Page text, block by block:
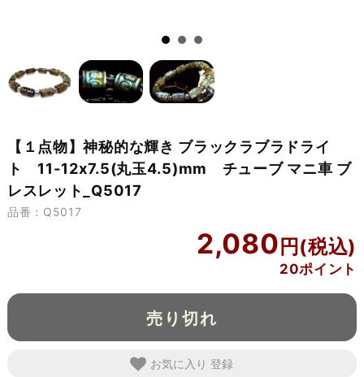
【１点物】神秘的な輝き ブラックラブラドライ
ト 11-12x7.5(丸玉4.5)mm チューブ マニ車 ブ
レスレット_Q5017
品番：Q5017
2,080
20ポイント
売り切れ
お気に入り